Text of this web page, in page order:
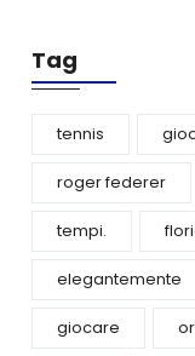
Tag
tennis
roger federer
tempi.
elegantemente
giocare